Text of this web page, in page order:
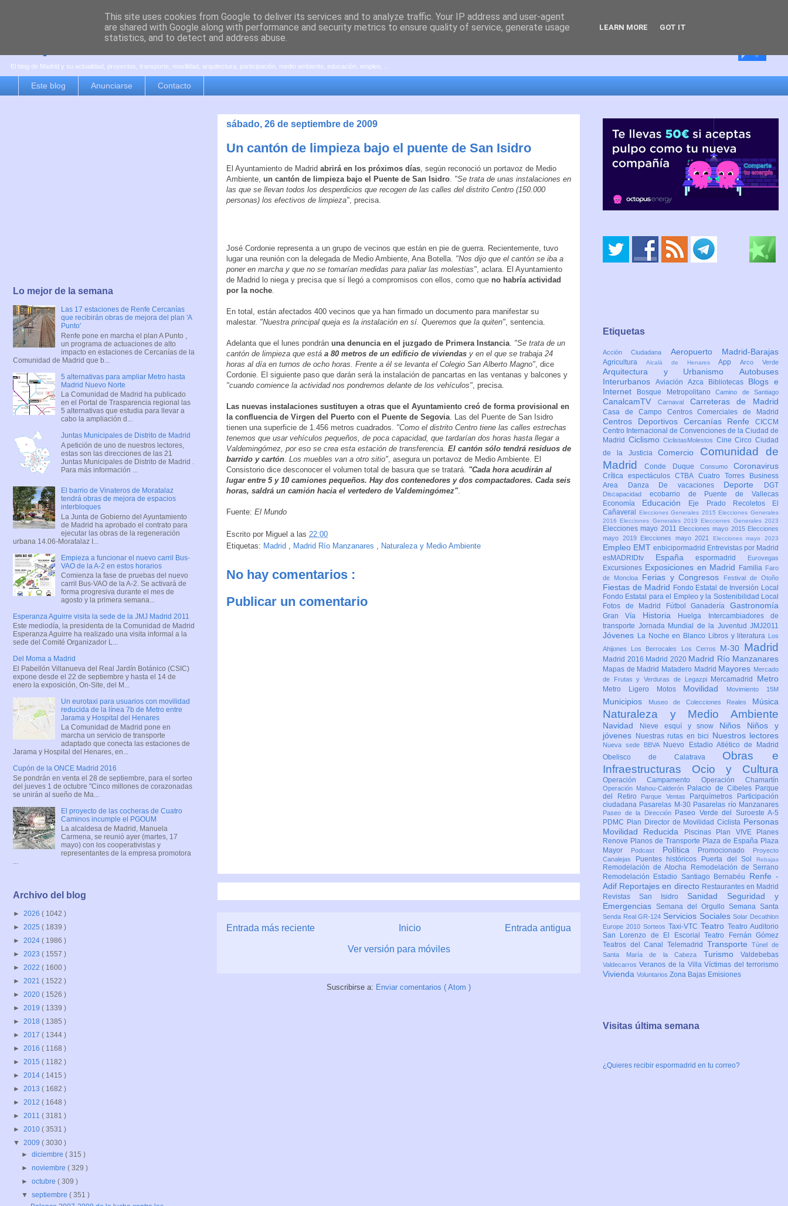
es por madrid
El blog de Madrid y su actualidad, proyectos, transporte, movilidad, arquitectura, participación, medio ambiente, educación, empleo, ...
Este blog Anunciarse Contacto
sábado, 26 de septiembre de 2009
Un cantón de limpieza bajo el puente de San Isidro
El Ayuntamiento de Madrid abrirá en los próximos días , según reconoció un portavoz de Medio
Ambiente, un cantón de limpieza bajo el Puente de San Isidro "Se trata de unas instalaciones en
las que se llevan todos los desperdicios que recogen de las calles del distrito Centro (150.000
personas) los efectivos de limpieza" , precisa.
José Cordonie representa a un grupo de vecinos que están en pie de guerra. Recientemente, tuvo
lugar una reunión con la delegada de Medio Ambiente, Ana Botella. "Nos dijo que el cantón se iba a
poner en marcha y que no se tomarían medidas para paliar las molestias" , aclara. El Ayuntamiento
de Madrid lo niega y precisa que sí llegó a compromisos con ellos, como que no habría actividad
por la noche
En total, están afectados 400 vecinos que ya han firmado un documento para manifestar su
malestar. "Nuestra principal queja es la instalación en sí. Queremos que la quiten" , sentencia.
Adelanta que el lunes pondrán una denuncia en el juzgado de Primera Instancia "Se trata de un
cantón de limpieza que está a 80 metros de un edificio de viviendas y en el que se trabaja 24
horas al día en turnos de ocho horas. Frente a él se levanta el Colegio San Alberto Magno" , dice
Cordonie. El siguiente paso que darán será la instalación de pancartas en las ventanas y balcones y
"cuando comience la actividad nos pondremos delante de los vehículos" , precisa.
Las nuevas instalaciones sustituyen a otras que el Ayuntamiento creó de forma provisional en
la confluencia de Virgen del Puerto con el Puente de Segovia . Las del Puente de San Isidro
tienen una superficie de 1.456 metros cuadrados. "Como el distrito Centro tiene las calles estrechas
tenemos que usar vehículos pequeños, de poca capacidad, que tardarían dos horas hasta llegar a
Valdemingómez, por eso se crea esta estación de transferencia. El cantón sólo tendrá residuos de
barrido y cartón . Los muebles van a otro sitio" , asegura un portavoz de Medio Ambiente. El
Consistorio dice desconocer el volumen total de basura que se tratará. "Cada hora acudirán al
lugar entre 5 y 10 camiones pequeños. Hay dos contenedores y dos compactadores. Cada seis
horas, saldrá un camión hacia el vertedero de Valdemingómez".
Fuente: El Mundo
Escrito por Miguel a las 22:00
Etiquetas: Madrid , Madrid Río Manzanares , Naturaleza y Medio Ambiente
No hay comentarios :
Publicar un comentario
Entrada más reciente Entrada antigua
Inicio
Ver versión para móviles
Suscribirse a: Enviar comentarios ( Atom )
Lo mejor de la semana
Las 17 estaciones de Renfe Cercanías
que recibirán obras de mejora del plan 'A
Punto'
Renfe pone en marcha el plan A Punto ,
un programa de actuaciones de alto
impacto en estaciones de Cercanías de la
Comunidad de Madrid que b...
5 alternativas para ampliar Metro hasta
Madrid Nuevo Norte
La Comunidad de Madrid ha publicado
en el Portal de Trasparencia regional las
5 alternativas que estudia para llevar a
cabo la ampliación d...
Juntas Municipales de Distrito de Madrid
A petición de uno de nuestros lectores,
estas son las direcciones de las 21
Juntas Municipales de Distrito de Madrid .
Para más información ...
El barrio de Vinateros de Moratalaz
tendrá obras de mejora de espacios
interbloques
La Junta de Gobierno del Ayuntamiento
de Madrid ha aprobado el contrato para
ejecutar las obras de la regeneración
urbana 14.06-Moratalaz I...
Empieza a funcionar el nuevo carril Bus-
VAO de la A-2 en estos horarios
Comienza la fase de pruebas del nuevo
carril Bus-VAO de la A-2. Se activará de
forma progresiva durante el mes de
agosto y la primera semana...
Esperanza Aguirre visita la sede de la JMJ Madrid 2011
Este mediodía, la presidenta de la Comunidad de Madrid
Esperanza Aguirre ha realizado una visita informal a la
sede del Comité Organizador L...
Del Moma a Madrid
El Pabellón Villanueva del Real Jardín Botánico (CSIC)
expone desde el 22 de septiembre y hasta el 14 de
enero la exposición, On-Site, del M...
Un eurotaxi para usuarios con movilidad
reducida de la línea 7b de Metro entre
Jarama y Hospital del Henares
La Comunidad de Madrid pone en
marcha un servicio de transporte
adaptado que conecta las estaciones de
Jarama y Hospital del Henares, en...
Cupón de la ONCE Madrid 2016
Se pondrán en venta el 28 de septiembre, para el sorteo
del jueves 1 de octubre "Cinco millones de corazonadas
se unirán al sueño de Ma...
El proyecto de las cocheras de Cuatro
Caminos incumple el PGOUM
La alcaldesa de Madrid, Manuela
Carmena, se reunió ayer (martes, 17
mayo) con los cooperativistas y
representantes de la empresa promotora
...
Archivo del blog
► 2026 ( 1042 )
► 2025 ( 1839 )
► 2024 ( 1986 )
► 2023 ( 1557 )
► 2022 ( 1600 )
► 2021 ( 1522 )
► 2020 ( 1526 )
► 2019 ( 1339 )
► 2018 ( 1385 )
► 2017 ( 1344 )
► 2016 ( 1168 )
► 2015 ( 1182 )
► 2014 ( 1415 )
► 2013 ( 1682 )
► 2012 ( 1648 )
► 2011 ( 3181 )
► 2010 ( 3531 )
▼ 2009 ( 3030 )
►diciembre( 315 )
►noviembre( 329 )
►octubre( 309 )
▼septiembre( 351 )
Etiquetas
Acción Ciudadana Aeropuerto Madrid-Barajas
Agricultura Alcalá de HenaresAppArco Verde
Arquitectura y Urbanismo Autobuses
Interurbanos Aviación Azca Bibliotecas Blogs e
Internet
Bosque MetropolitanoCamino de Santiago
CanalcamTV Carnaval Carreteras de Madrid
Casa de Campo Centros Comerciales de Madrid
Centros Deportivos Cercanías Renfe CICCM
Centro Internacional de Convenciones de la Ciudad de
Madrid CiclismoCiclistasMolestos CineCircoCiudad
de la JusticiaComercio Comunidad de
MadridConde Duque Consumo Coronavirus
Crítica espectáculosCTBA Cuatro Torres Business
Area
Danza De vacaciones Deporte DGT
Discapacidad ecobarrio de Puente de Vallecas
Economía Educación Eje Prado Recoletos
El
Cañaveral
Elecciones Generales 2015 Elecciones Generales
2016 Elecciones Generales 2019 Elecciones Generales 2023
Elecciones mayo 2011 Elecciones mayo 2015 Elecciones
mayo 2019
Elecciones mayo 2021 Elecciones mayo 2023
Empleo EMT enbicipormadrid Entrevistas por Madrid
esMADRIDtv Españaespormadrid Eurovegas
Excursiones Exposiciones en Madrid Familia Faro
de Moncloa
Ferias y Congresos Festival de Otoño
Fiestas de Madrid Fondo Estatal de Inversión Local
Fondo Estatal para el Empleo y la Sostenibilidad Local
Fotos de Madrid
FútbolGanaderíaGastronomía
Gran Vía Historia Huelga
Intercambiadores de
transporte Jornada Mundial de la Juventud JMJ2011
Jóvenes La Noche en Blanco Libros y literatura
Los
Ahijones
Los Berrocales Los Cerros M-30 Madrid
Madrid 2016 Madrid 2020 Madrid Río Manzanares
Mapas de Madrid Matadero Madrid Mayores Mercado
de Frutas y Verduras de Legazpi
Mercamadrid Metro
Metro Ligero Motos Movilidad Movimiento 15M
Municipios Museo de Colecciones Reales Música
Naturaleza y Medio Ambiente
Navidad Nieve esquí y snow Niños Niños y
jóvenes
Nuestras rutas en bici Nuestros lectores
Nueva sede BBVA
Nuevo Estadio Atlético de Madrid
Obelisco de Calatrava Obras e
Infraestructuras Ocio y Cultura
Operación Campamento Operación Chamartín
Operación Mahou-Calderón Palacio de Cibeles Parque
del Retiro
Parque Ventas Parquímetros
Participación
ciudadana Pasarelas M-30 Pasarelas río Manzanares
Paseo de la Dirección
Paseo Verde del Suroeste A-5
PDMC Plan Director de Movilidad Ciclista Personas
Movilidad Reducida
Piscinas Plan VIVE
Planes
Renove Planos de Transporte Plaza de España Plaza
Mayor
Podcast Política Promocionado
Proyecto
Canalejas
Puentes históricos Puerta del Sol Rebajas
Remodelación de Atocha
Remodelación de Serrano
Remodelación Estadio Santiago Bernabéu Renfe -
Adif Reportajes en directo Restaurantes en Madrid
Revistas San Isidro Sanidad Seguridad y
Emergencias Semana del Orgullo Semana Santa
Senda Real GR-124 Servicios SocialesSolar Decathlon
Europe 2010 Sorteos Taxi-VTC Teatro Teatro Auditorio
San Lorenzo de El EscorialTeatro Fernán Gómez
Teatros del Canal Telemadrid TransporteTúnel de
Santa María de la Cabeza Turismo Valdebebas
ValdecarrosVeranos de la VillaVíctimas del terrorismo
Vivienda Voluntarios Zona Bajas Emisiones
Visitas última semana
¿Quieres recibir espormadrid en tu correo?
This site uses cookies from Google to deliver its services and to analyze traffic. Your IP address and user-agent
are shared with Google along with performance and security metrics to ensure quality of service, generate usage
statistics, and to detect and address abuse.
LEARN MORE GOT IT